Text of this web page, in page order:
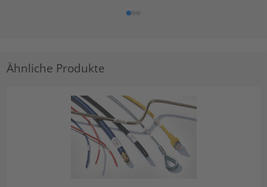
Ähnliche Produkte